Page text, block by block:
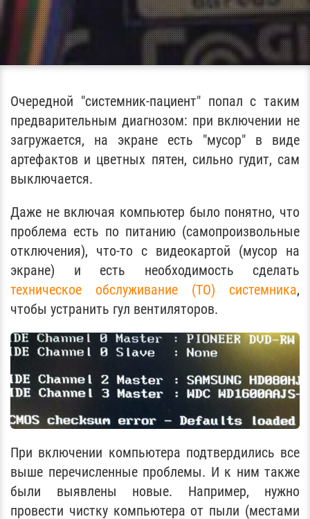
Очередной "системник-пациент" попал с таким
предварительным диагнозом: при включении не
загружается, на экране есть "мусор" в виде
артефактов и цветных пятен, сильно гудит, сам
выключается.
Даже не включая компьютер было понятно, что
проблема есть по питанию (самопроизвольные
отключения), что-то с видеокартой (мусор на
экране) и есть необходимость сделать
техническое обслуживание (ТО) системника,
чтобы устранить гул вентиляторов.
При включении компьютера подтвердились все
выше перечисленные проблемы. И к ним также
были выявлены новые. Например, нужно
провести чистку компьютера от пыли (местами